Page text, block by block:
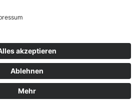
Landstraße 169 · 40591
·Datenschutz